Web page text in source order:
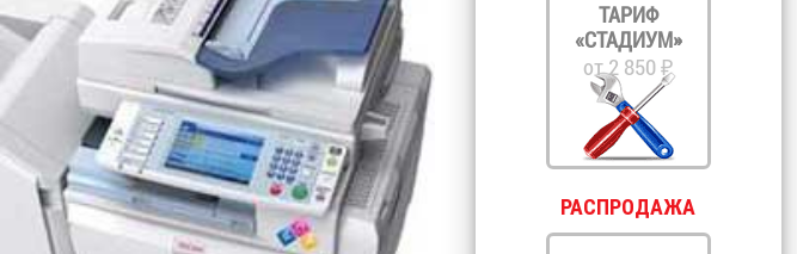
ТАРИФ
«СТАДИУМ»
от 2 850 ₽
РАСПРОДАЖА